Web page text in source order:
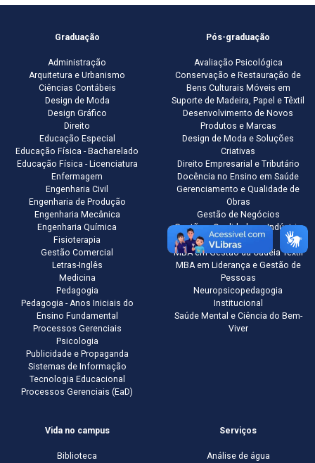
Graduação
Administração
Arquitetura e Urbanismo
Ciências Contábeis
Design de Moda
Design Gráfico
Direito
Educação Especial
Educação Física - Bacharelado
Educação Física - Licenciatura
Enfermagem
Engenharia Civil
Engenharia de Produção
Engenharia Mecânica
Engenharia Química
Fisioterapia
Gestão Comercial
Letras-Inglês
Medicina
Pedagogia
Pedagogia - Anos Iniciais do
Ensino Fundamental
Processos Gerenciais
Psicologia
Publicidade e Propaganda
Sistemas de Informação
Tecnologia Educacional
Processos Gerenciais (EaD)
Pós-graduação
Avaliação Psicológica
Conservação e Restauração de
Bens Culturais Móveis em
Suporte de Madeira, Papel e Têxtil
Desenvolvimento de Novos
Produtos e Marcas
Design de Moda e Soluções
Criativas
Direito Empresarial e Tributário
Docência no Ensino em Saúde
Gerenciamento e Qualidade de
Obras
Gestão de Negócios
Gestão e Qualidade na Indústria
Química
MBA em Gestão da Cadeia Têxtil
MBA em Liderança e Gestão de
Pessoas
Neuropsicopedagogia
Institucional
Saúde Mental e Ciência do Bem-
Viver
Vida no campus
Biblioteca
Serviços
Análise de água